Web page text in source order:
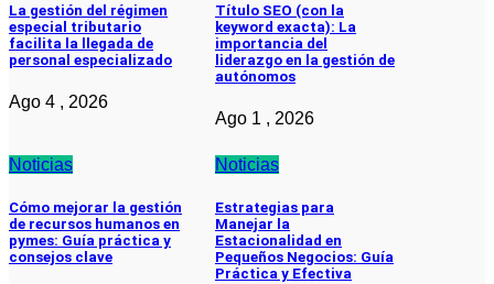
La gestión del régimen
especial tributario
facilita la llegada de
personal especializado
Ago 4 , 2026
Título SEO (con la
keyword exacta): La
importancia del
liderazgo en la gestión de
autónomos
Ago 1 , 2026
Noticias
Cómo mejorar la gestión
de recursos humanos en
pymes: Guía práctica y
consejos clave
Noticias
Estrategias para
Manejar la
Estacionalidad en
Pequeños Negocios: Guía
Práctica y Efectiva